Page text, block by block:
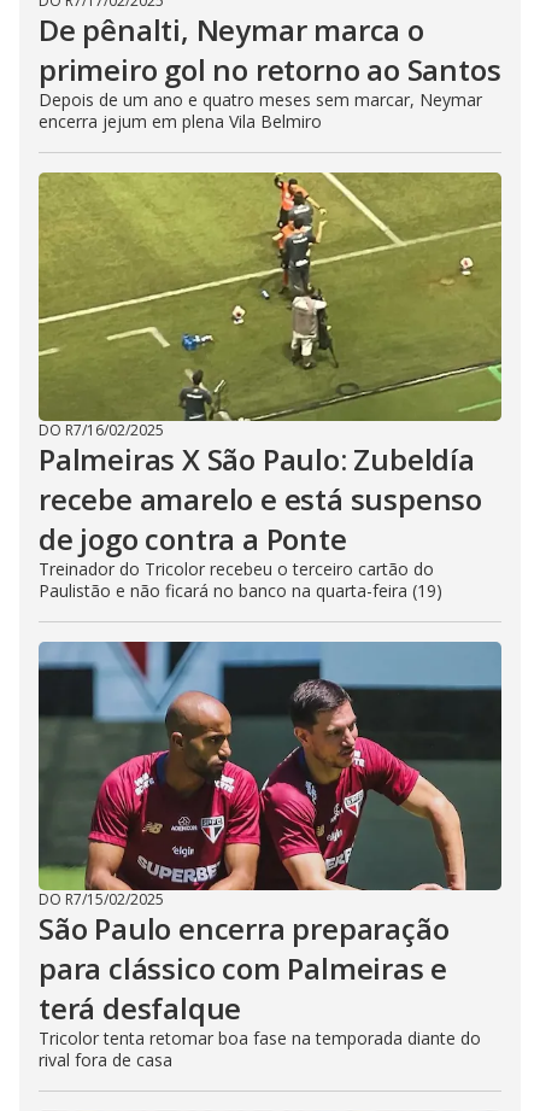
De pênalti, Neymar marca o
primeiro gol no retorno ao Santos
Depois de um ano e quatro meses sem marcar, Neymar
encerra jejum em plena Vila Belmiro
DO R7/16/02/2025
Palmeiras X São Paulo: Zubeldía
recebe amarelo e está suspenso
de jogo contra a Ponte
Treinador do Tricolor recebeu o terceiro cartão do
Paulistão e não ficará no banco na quarta-feira (19)
DO R7/15/02/2025
São Paulo encerra preparação
para clássico com Palmeiras e
terá desfalque
Tricolor tenta retomar boa fase na temporada diante do
rival fora de casa